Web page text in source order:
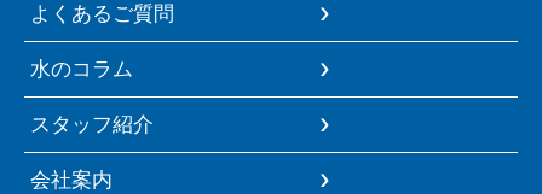
よくあるご質問
水のコラム
スタッフ紹介
会社案内